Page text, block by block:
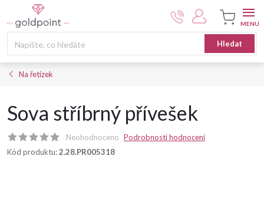
na
Hledat
Nákupní
košík
Na řetízek
Sova stříbrný přívešek
Neohodnoceno Podrobnosti hodnocení
Kód produktu:2.28.PR005318